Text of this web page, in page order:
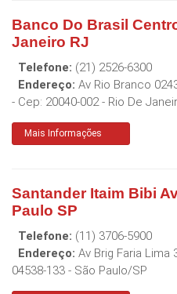
Banco Do Brasil
Janeiro RJ
Telefone: (21) 2526-6300
Endereço: Av Rio Branco
- Cep: 20040-002- Rio De
Mais Informações
Santander Itaim Bibi
Paulo SP
Telefone: (11) 3706-5900
Endereço: Av Brig Faria Lima
04538-133 - São Paulo/SP